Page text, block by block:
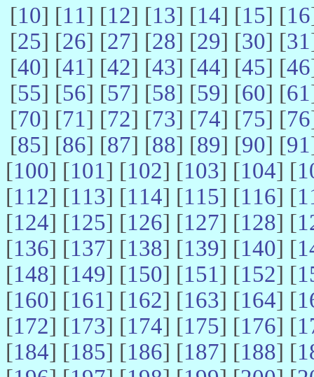
[10] [11] [12] [13] [14] [15] [16
[25] [26] [27] [28] [29] [30] [31
[40] [41] [42] [43] [44] [45] [46
[55] [56] [57] [58] [59] [60] [61
[70] [71] [72] [73] [74] [75] [76
[85] [86] [87] [88] [89] [90] [91
[100] [101] [102] [103] [104] [
[112] [113] [114] [115] [116] [
[124] [125] [126] [127] [128] [
[136] [137] [138] [139] [140] [
[148] [149] [150] [151] [152] [
[160] [161] [162] [163] [164] [
[172] [173] [174] [175] [176] [
[184] [185] [186] [187] [188] [